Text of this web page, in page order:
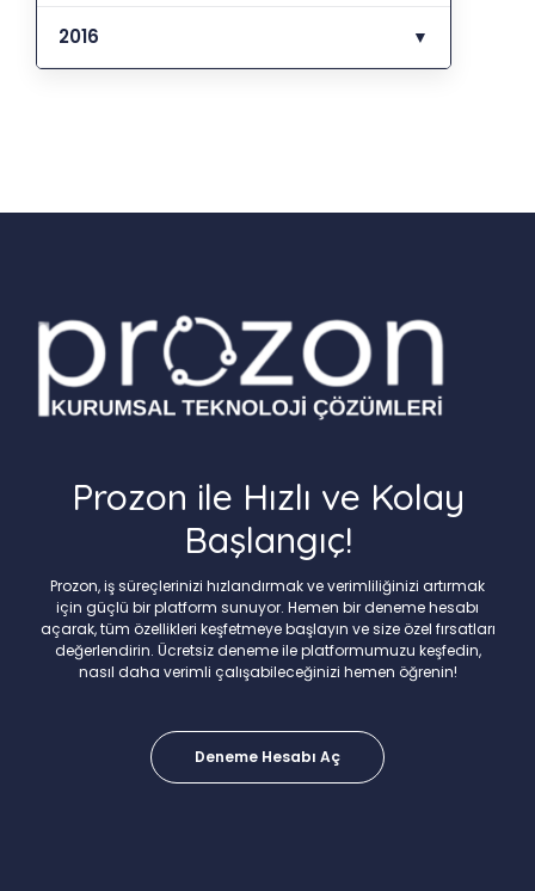
2016 ▼
Prozon ile Hızlı ve Kolay
Başlangıç!
Prozon, iş süreçlerinizi hızlandırmak ve verimliliğinizi artırmak
için güçlü bir platform sunuyor. Hemen bir deneme hesabı
açarak, tüm özellikleri keşfetmeye başlayın ve size özel fırsatları
değerlendirin. Ücretsiz deneme ile platformumuzu keşfedin,
nasıl daha verimli çalışabileceğinizi hemen öğrenin!
Deneme Hesabı Aç